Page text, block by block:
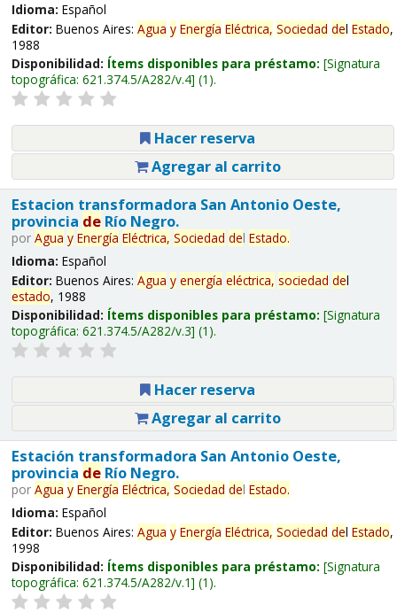
Idioma: Español
Editor: Buenos Aires: Agua y Energía Eléctrica, Sociedad del Estado,
1988
Disponibilidad: Ítems disponibles para préstamo: Signatura
topográfica: 621.374.5/A282/v.4 (1).
Hacer reserva
Agregar al carrito
Estacion transformadora San Antonio Oeste,
provincia deRío Negro.
por Agua y Energía Eléctrica, Sociedad del Estado.
Idioma: Español
Editor: Buenos Aires: Agua y energía eléctrica, sociedad del
estado, 1988
Disponibilidad: Ítems disponibles para préstamo: Signatura
topográfica: 621.374.5/A282/v.3 (1).
Hacer reserva
Agregar al carrito
Estación transformadora San Antonio Oeste,
provincia deRío Negro.
por Agua y Energía Eléctrica, Sociedad del Estado.
Idioma: Español
Editor: Buenos Aires: Agua y Energía Eléctrica, Sociedad del Estado,
1998
Disponibilidad: Ítems disponibles para préstamo: Signatura
topográfica: 621.374.5/A282/v.1 (1).